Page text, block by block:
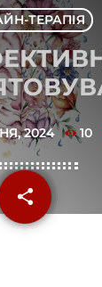
ТЕРАПІЯ
2024 10
share
email